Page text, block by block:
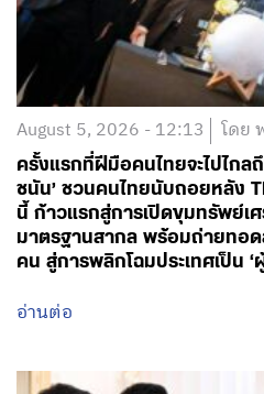
August 5, 2026 - 12:13 โดย
ครั้งแรกที่ฝีมือคนไทยจะไปไกล
ชนัน’ ชวนคนไทยนับถอยหลัง
นี้ ก้าวแรกสู่การเปิดขุมทรัพย์เ
มาตรฐานสากล พร้อมถ่ายทอ
คน สู่การพลิกโฉมประเทศเป็น ‘
อ่านต่อ